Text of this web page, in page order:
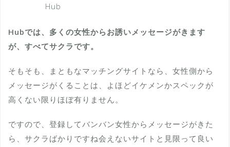
Hub
Hubでは、多くの女性からお誘いメッセージがきます
が、すべてサクラです。
そもそも、まともなマッチングサイトなら、女性側から
メッセージがくることは、よほどイケメンかスペックが
高くない限りほぼ有りません。
ですので、登録してバンバン女性からメッセージがきた
ら、サクラばかりですね会えないサイトと見限って良い